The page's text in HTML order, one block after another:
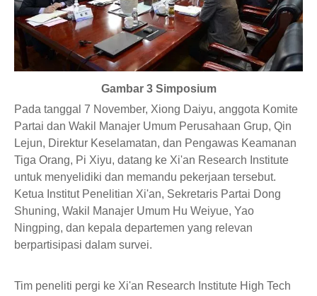
Gambar 3 Simposium
Pada tanggal 7 November, Xiong Daiyu, anggota Komite
Partai dan Wakil Manajer Umum Perusahaan Grup, Qin
Lejun, Direktur Keselamatan, dan Pengawas Keamanan
Tiga Orang, Pi Xiyu, datang ke Xi'an Research Institute
untuk menyelidiki dan memandu pekerjaan tersebut.
Ketua Institut Penelitian Xi'an, Sekretaris Partai Dong
Shuning, Wakil Manajer Umum Hu Weiyue, Yao
Ningping, dan kepala departemen yang relevan
berpartisipasi dalam survei.
Tim peneliti pergi ke Xi'an Research Institute High Tech